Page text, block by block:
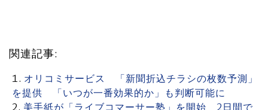
関連記事:
オリコミサービス 「新聞折込チラシの枚数予測」
を提供 「いつが一番効果的か」も判断可能に
美手紙が「ライブコマーサー塾」を開始 2日間で